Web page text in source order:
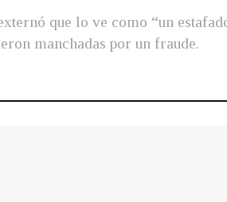
que lo ve como “un
manchadas por un fraude.